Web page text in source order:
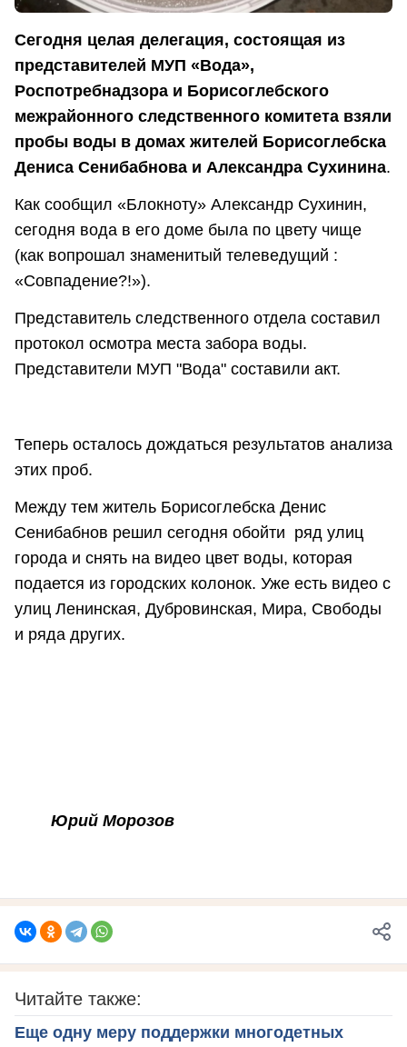
Сегодня целая делегация, состоящая из
представителей МУП «Вода»,
Роспотребнадзора и Борисоглебского
межрайонного следственного комитета взяли
пробы воды в домах жителей Борисоглебска
Дениса Сенибабнова и Александра Сухинина.
Как сообщил «Блокноту» Александр Сухинин,
сегодня вода в его доме была по цвету чище
(как вопрошал знаменитый телеведущий :
«Совпадение?!»).
Представитель следственного отдела составил
протокол осмотра места забора воды.
Представители МУП "Вода" составили акт.
Теперь осталось дождаться результатов анализа
этих проб.
Между тем житель Борисоглебска Денис
Сенибабнов решил сегодня обойти ряд улиц
города и снять на видео цвет воды, которая
подается из городских колонок. Уже есть видео с
улиц Ленинская, Дубровинская, Мира, Свободы
и ряда других.
Юрий Морозов
Читайте также:
Еще одну меру поддержки многодетных